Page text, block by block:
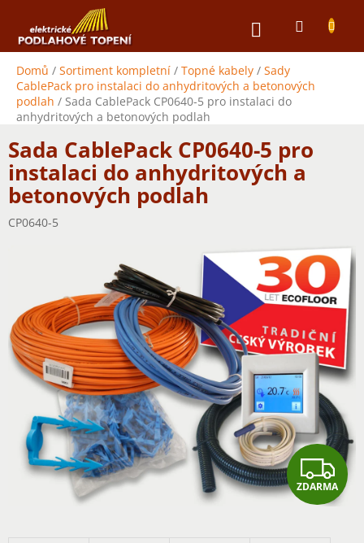
obsah
NÁKUPNÍ
Domů / Sortiment kompletní / Topné kabely / Sady
CablePack pro instalaci do anhydritových a betonových
podlah / Sada CablePack CP0640-5 pro instalaci do
anhydritových a betonových podlah
Sada CablePack CP0640-5 pro
instalaci do anhydritových a
betonových podlah
CP0640-5
Z
D
ZDARMA